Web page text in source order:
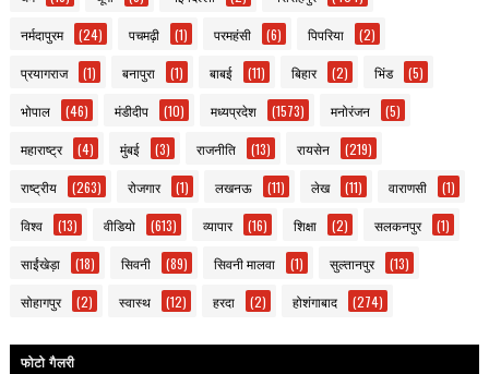
नर्मदापुरम (24) पचमढ़ी (1) परमहंसी (6) पिपरिया (2)
प्रयागराज (1) बनापुरा (1) बाबई (11) बिहार (2) भिंड (5)
भोपाल (46) मंडीदीप (10) मध्यप्रदेश (1573) मनोरंजन (5)
महाराष्ट्र (4) मुंबई (3) राजनीति (13) रायसेन (219)
राष्ट्रीय (263) रोजगार (1) लखनऊ (11) लेख (11) वाराणसी (1)
विश्व (13) वीडियो (613) व्यापार (16) शिक्षा (2) सलकनपुर (1)
साईंखेड़ा (18) सिवनी (89) सिवनी मालवा (1) सुल्तानपुर (13)
सोहागपुर (2) स्वास्थ (12) हरदा (2) होशंगाबाद (274)
फोटो गैलरी